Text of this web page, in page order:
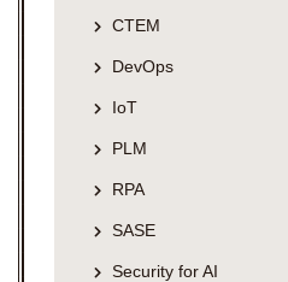
CTEM
DevOps
IoT
PLM
RPA
SASE
Security for AI